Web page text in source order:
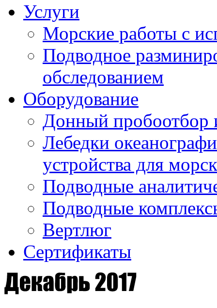
Услуги
Морские работы с
Подводное
обследованием
Оборудование
Донный пробоотбор
Лебедки
устройства для
Подводные
Подводные
Вертлюг
Сертификаты